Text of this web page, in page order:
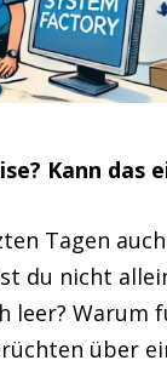
Kann das
Tagen
du nicht
leer? Warum
über